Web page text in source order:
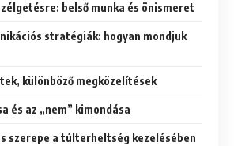
belső munka és önismeret
stratégiák: hogyan mondjuk
különböző megközelítések
és az „nem” kimondása
szerepe a túlterheltség kezelésében